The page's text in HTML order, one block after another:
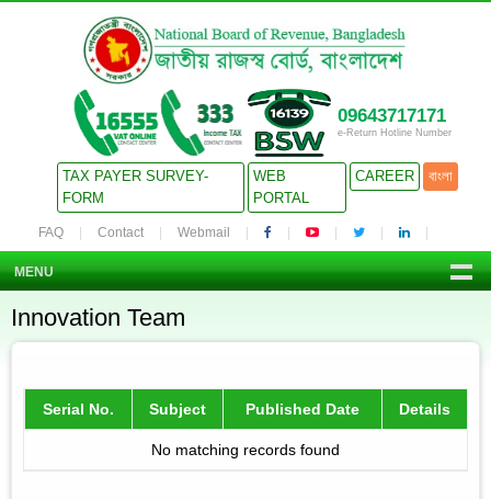
09643717171
e-Return Hotline Number
TAX PAYER SURVEY-
FORM
WEB
PORTAL
CAREER বাংলা
FAQ Contact Webmail
MENU
Innovation Team
Serial No. Subject Published Date Details
No matching records found